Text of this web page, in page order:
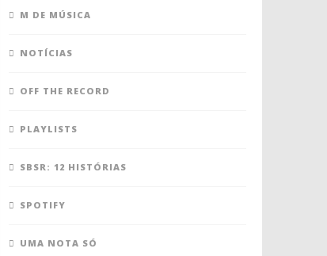
M DE MÚSICA
NOTÍCIAS
OFF THE RECORD
PLAYLISTS
SBSR: 12 HISTÓRIAS
SPOTIFY
UMA NOTA SÓ